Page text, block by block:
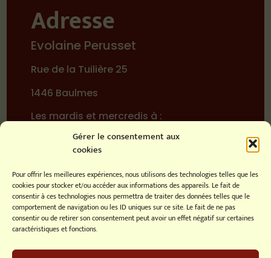
Gérer le consentement aux
cookies
Pour offrir les meilleures expériences, nous utilisons des technologies telles que les
cookies pour stocker et/ou accéder aux informations des appareils. Le fait de
consentir à ces technologies nous permettra de traiter des données telles que le
comportement de navigation ou les ID uniques sur ce site. Le fait de ne pas
consentir ou de retirer son consentement peut avoir un effet négatif sur certaines
caractéristiques et fonctions.
Adresse
Evolaine Perusset
Rue de la Tuilière 25
1446 Baulmes
Les mardis et mercredis à :
Rive Bleue – Ruelle Vautier 10
Contact
079/547.73.89